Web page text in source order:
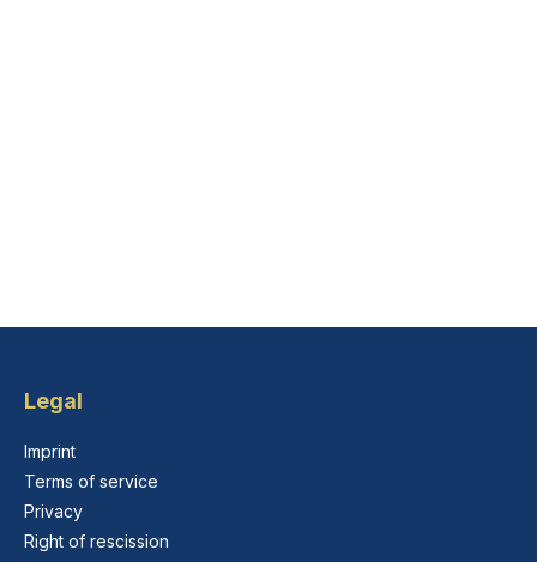
Legal
Imprint
Terms of service
Privacy
Right of rescission